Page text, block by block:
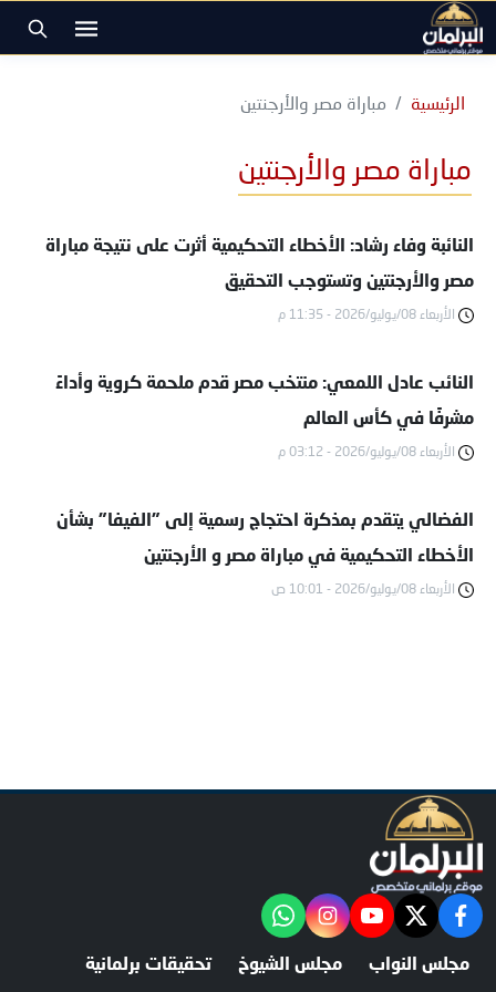
الرئيسية مباراة مصر والأرجنتين
مباراة مصر والأرجنتين
النائبة وفاء رشاد: الأخطاء التحكيمية أثرت على نتيجة مباراة
مصر والأرجنتين وتستوجب التحقيق
الأربعاء 08/يوليو/2026 - 11:35 م
النائب عادل اللمعي: منتخب مصر قدم ملحمة كروية وأداءً
مشرفًا في كأس العالم
الأربعاء 08/يوليو/2026 - 03:12 م
الفضالي يتقدم بمذكرة احتجاج رسمية إلى "الفيفا" بشأن
الأخطاء التحكيمية في مباراة مصر و الأرجنتين
الأربعاء 08/يوليو/2026 - 10:01 ص
facebook
twitter
youtube
instagram
"‎Follow the آخر خبر channel on WhatsApp:
مجلس النواب مجلس الشيوخ تحقيقات برلمانية